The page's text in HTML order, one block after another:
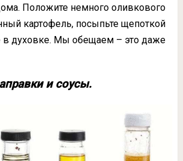
Положите немного оливкового
картофель, посыпьте щепоткой
в духовке. Мы обещаем – это даже
и соусы.